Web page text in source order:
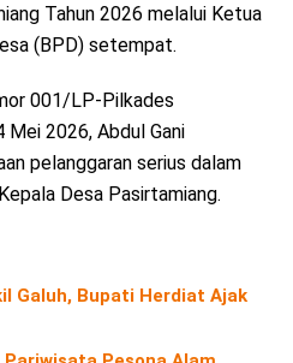
Tahun 2026 melalui Ketua
(BPD) setempat.
001/LP-Pilkades
2026, Abdul Gani
pelanggaran serius dalam
Desa Pasirtamiang.
Galuh, Bupati Herdiat Ajak